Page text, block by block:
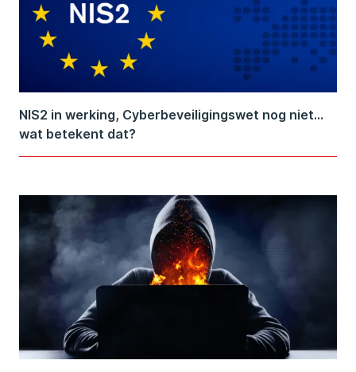
NIS2 in werking, Cyberbeveiligingswet nog niet…
wat betekent dat?